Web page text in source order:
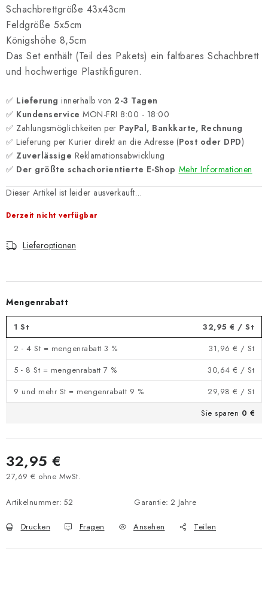
Geschäftsbedingungen
Schachbrettgröße 43x43cm
Feldgröße 5x5cm
Königshöhe 8,5cm
Das Set enthält (Teil des Pakets) ein faltbares Schachbrett
und hochwertige Plastikfiguren.
✅ Lieferung innerhalb von 2-3 Tagen
✅ Kundenservice MON-FRI 8:00 - 18:00
✅ Zahlungsmöglichkeiten per PayPal, Bankkarte, Rechnung
✅ Lieferung per Kurier direkt an die Adresse (Post oder DPD)
✅ Zuverlässige Reklamationsabwicklung
✅ Der größte schachorientierte E-Shop Mehr Informationen
Dieser Artikel ist leider ausverkauft…
Derzeit nicht verfügbar
Lieferoptionen
Mengenrabatt
1 St 32,95 € / St
2 - 4 St = mengenrabatt 3 %
31,96 € / St
5 - 8 St = mengenrabatt 7 %
30,64 € / St
9 und mehr St = mengenrabatt 9 %
29,98 € / St
Sie sparen 0 €
32,95 €
27,69 € ohne MwSt.
Artikelnummer: 52 Garantie: 2 Jahre
Drucken Fragen Ansehen Teilen